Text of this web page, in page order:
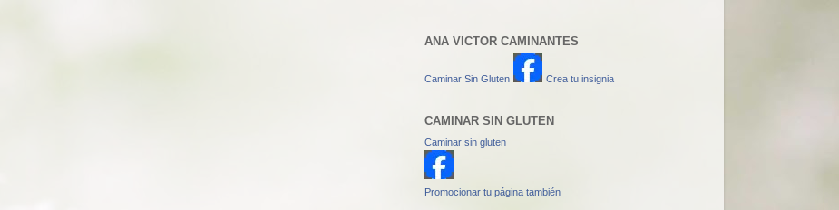
ANA VICTOR CAMINANTES
Caminar Sin Gluten Crea tu insignia
CAMINAR SIN GLUTEN
Caminar sin gluten
Promocionar tu página también